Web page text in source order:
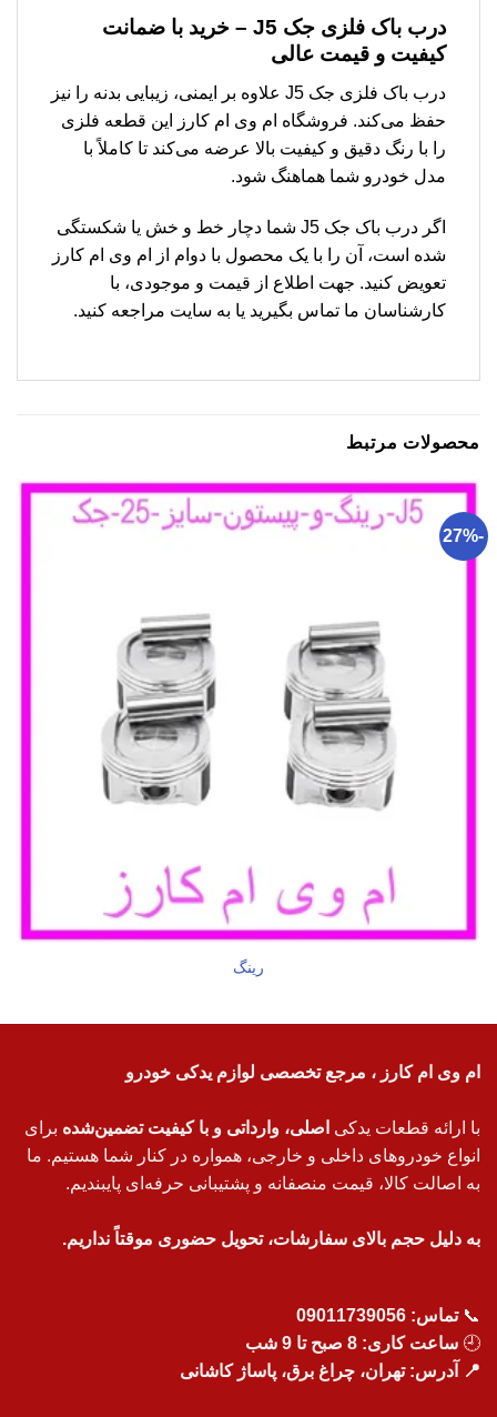
درب باک فلزی جک J5 – خرید با ضمانت
کیفیت و قیمت عالی
درب باک فلزی جک J5 علاوه بر ایمنی، زیبایی بدنه را نیز
حفظ می‌کند. فروشگاه ام وی ام کارز این قطعه فلزی
را با رنگ دقیق و کیفیت بالا عرضه می‌کند تا کاملاً با
مدل خودرو شما هماهنگ شود.
اگر درب باک جک J5 شما دچار خط و خش یا شکستگی
شده است، آن را با یک محصول با دوام از ام وی ام کارز
تعویض کنید. جهت اطلاع از قیمت و موجودی، با
کارشناسان ما تماس بگیرید یا به سایت مراجعه کنید.
محصولات مرتبط
-27%
رینگ
ام وی ام کارز ، مرجع تخصصی لوازم یدکی خودرو
با ارائه قطعات یدکی اصلی، وارداتی و با کیفیت تضمین‌شده برای
انواع خودروهای داخلی و خارجی، همواره در کنار شما هستیم. ما
به اصالت کالا، قیمت منصفانه و پشتیبانی حرفه‌ای پایبندیم.
به دلیل حجم بالای سفارشات، تحویل حضوری موقتاً نداریم.
📞تماس: 09011739056
🕘 ساعت کاری: 8 صبح تا 9 شب
📍 آدرس: تهران، چراغ برق، پاساژ کاشانی